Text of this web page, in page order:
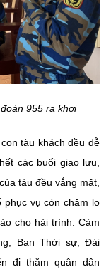
955 ra khơi
tàu khách đều dễ
các buổi giao lưu,
tàu đều vắng mặt,
phục vụ còn chăm lo
cho hải trình. Cảm
Ban Thời sự, Đài
đi thăm quân dân